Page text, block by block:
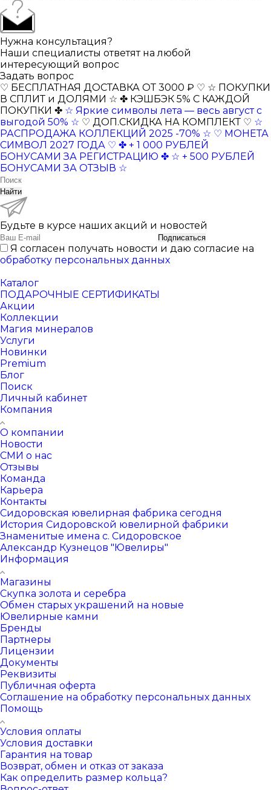
Нужна консультация?
Наши специалисты ответят на любой
интересующий вопрос
Задать вопрос
♡ БЕСПЛАТНАЯ ДОСТАВКА ОТ 3000 ₽ ♡ ☆ ПОКУПКИ
В СПЛИТ и ДОЛЯМИ ☆ ✤ КЭШБЭК 5% С КАЖДОЙ
ПОКУПКИ ✤ ☆ Яркие символы лета — весь август с
выгодой 50% ☆ ♡ ДОП.СКИДКА НА КОМПЛЕКТ ♡ ☆
РАСПРОДАЖА КОЛЛЕКЦИЙ 2025 -70% ☆ ♡ МОНЕТА
СИМВОЛ 2027 ГОДА ♡ ✤ + 1 000 РУБЛЕЙ
БОНУСАМИ ЗА РЕГИСТРАЦИЮ ✤ ☆ + 500 РУБЛЕЙ
БОНУСАМИ ЗА ОТЗЫВ ☆
Найти
Будьте в курсе наших акций и новостей
Подписаться
Я согласен получать новости и даю согласие на
обработку персональных данных
Каталог
ПОДАРОЧНЫЕ СЕРТИФИКАТЫ
Акции
Коллекции
Магия минералов
Услуги
Новинки
Premium
Блог
Поиск
Личный кабинет
Компания
О компании
Новости
СМИ о нас
Отзывы
Команда
Карьера
Контакты
Сидоровская ювелирная фабрика сегодня
История Сидоровской ювелирной фабрики
Знаменитые имена с. Сидоровское
Александр Кузнецов "Ювелиры"
Информация
Магазины
Скупка золота и серебра
Обмен старых украшений на новые
Ювелирные камни
Бренды
Партнеры
Лицензии
Документы
Реквизиты
Публичная оферта
Соглашение на обработку персональных данных
Помощь
Условия оплаты
Условия доставки
Гарантия на товар
Возврат, обмен и отказ от заказа
Как определить размер кольца?